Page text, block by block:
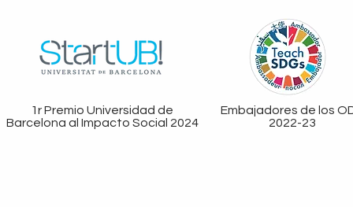
1r Premio Universidad de
Barcelona al Impacto Social 2024
Embajadores de los
2022-23